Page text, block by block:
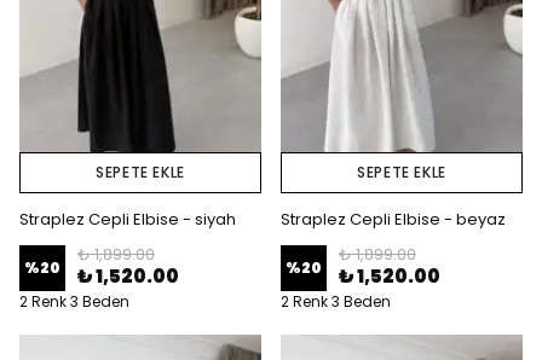
SEPETE EKLE
Straplez Cepli Elbise - siyah
%20
₺ 1,899.00
₺ 1,520.00
2 Renk 3 Beden
SEPETE EKLE
Straplez Cepli Elbise - beyaz
%20
₺ 1,899.00
₺ 1,520.00
2 Renk 3 Beden